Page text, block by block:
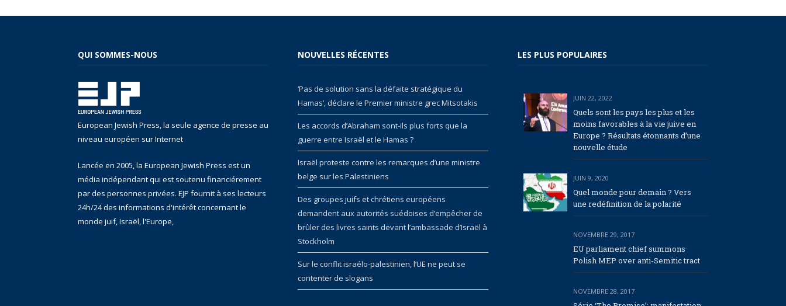
QUI SOMMES-NOUS
European Jewish Press, la seule agence de presse au
niveau européen sur Internet
Lancée en 2005, la European Jewish Press est un
média indépendant qui est soutenu financiérement
par des personnes privées. EJP fournit à ses lecteurs
24h/24 des informations d'intérêt concernant le
monde juif, Israël, l'Europe,
NOUVELLES RÉCENTES
‘Pas de solution sans la défaite stratégique du
Hamas’, déclare le Premier ministre grec Mitsotakis
Les accords d’Abraham sont-ils plus forts que la
guerre entre Israël et le Hamas ?
Israël proteste contre les remarques d’une ministre
belge sur les Palestiniens
Des groupes juifs et chrétiens européens
demandent aux autorités suédoises d’empêcher de
brûler des livres saints devant l’ambassade d’Israël à
Stockholm
Sur le conflit israélo-palestinien, l’UE ne peut se
contenter de slogans
LES PLUS POPULAIRES
JUIN 22, 2022
Quels sont les pays les plus et les
moins favorables à la vie juive en
Europe ? Résultats étonnants d’une
nouvelle étude
JUIN 9, 2020
Quel monde pour demain ? Vers
une redéfinition de la polarité
NOVEMBRE 29, 2017
EU parliament chief summons
Polish MEP over anti-Semitic tract
NOVEMBRE 28, 2017